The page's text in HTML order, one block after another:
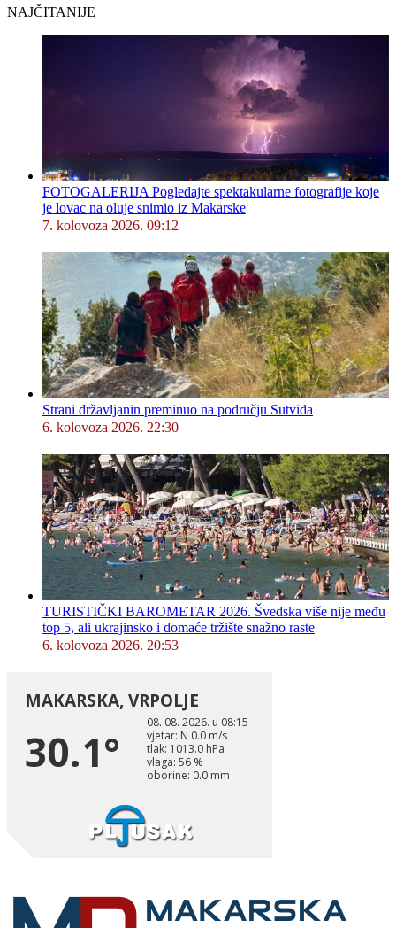
NAJČITANIJE
FOTOGALERIJA Pogledajte spektakularne fotografije koje
je lovac na oluje snimio iz Makarske
7. kolovoza 2026. 09:12
Strani državljanin preminuo na području Sutvida
6. kolovoza 2026. 22:30
TURISTIČKI BAROMETAR 2026. Švedska više nije među
top 5, ali ukrajinsko i domaće tržište snažno raste
6. kolovoza 2026. 20:53